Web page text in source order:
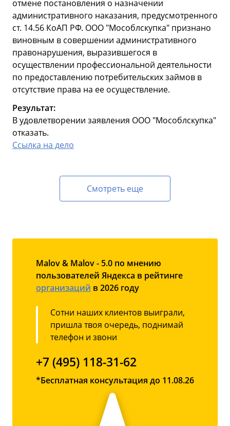
отмене постановления о назначении
административного наказания, предусмотренного
ст. 14.56 КоАП РФ. ООО "Мособлскупка" признано
виновным в совершении административного
правонарушения, выразившегося в
осуществлении профессиональной деятельности
по предоставлению потребительских займов в
отсутствие права на ее осуществление.
Результат:
В удовлетворении заявления ООО "Мособлскупка"
отказать.
Ссылка на дело
Смотреть еще
Malov & Malov - 5.0 по мнению
пользователей Яндекса в рейтинге
организаций в 2026 году
Сотни наших клиентов выиграли,
пришла твоя очередь, поднимай
телефон и звони
+7 (495) 118-31-62
*Бесплатная консультация до 11.08.26